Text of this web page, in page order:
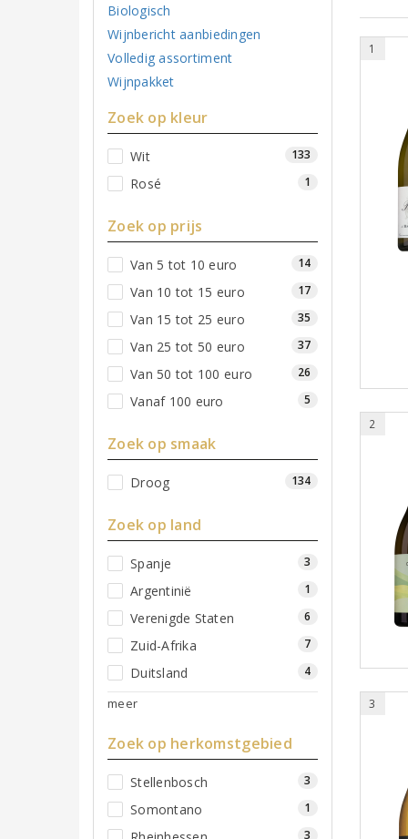
Biologisch
Wijnbericht aanbiedingen
Volledig assortiment
Wijnpakket
Zoek op kleur
Wit 133
Rosé 1
Zoek op prijs
Van 5 tot 10 euro 14
Van 10 tot 15 euro 17
Van 15 tot 25 euro 35
Van 25 tot 50 euro 37
Van 50 tot 100 euro 26
Vanaf 100 euro 5
Zoek op smaak
Droog 134
Zoek op land
Spanje 3
Argentinië 1
Verenigde Staten 6
Zuid-Afrika 7
Duitsland 4
meer
Zoek op herkomstgebied
Stellenbosch 3
Somontano 1
3
1
2
3